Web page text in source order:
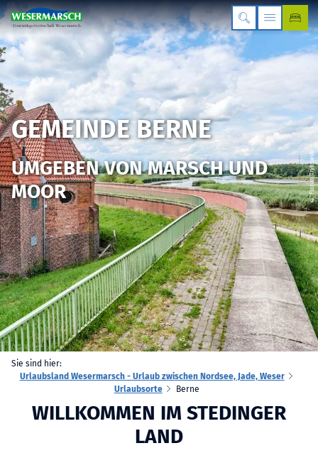
© Florian Trykowski
GEMEINDE BERNE
UMGEBEN VON MARSCH UND
MOOR
Sie sind hier:
Urlaubsland Wesermarsch - Urlaub zwischen Nordsee, Jade, Weser
Urlaubsorte
Berne
WILLKOMMEN IM STEDINGER
LAND